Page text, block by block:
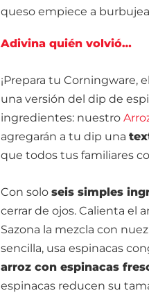
queso empiece a
Adivina quién volvió…
¡Prepara tu Corningware, el
una versión del dip de
ingredientes: nuestro
agregarán a tu dip una
que todos tus familiares
Con solo seis simples
cerrar de ojos. Calienta el
Sazona la mezcla con
sencilla, usa espinacas
arroz con espinacas
espinacas reducen su